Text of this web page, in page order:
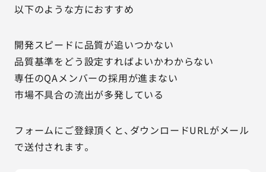
以下のような方におすすめ
開発スピードに品質が追いつかない
品質基準をどう設定すればよいかわからない
専任のQAメンバーの採用が進まない
市場不具合の流出が多発している
フォームにご登録頂くと、ダウンロードURLがメール
で送付されます。